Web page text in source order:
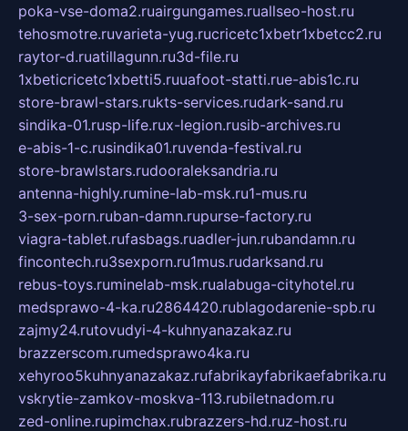
poka-vse-doma2.ruairgungames.ruallseo-host.ru
tehosmotre.ruvarieta-yug.rucricetc1xbetr1xbetcc2.ru
raytor-d.ruatillagunn.ru3d-file.ru
1xbeticricetc1xbetti5.ruuafoot-statti.rue-abis1c.ru
store-brawl-stars.rukts-services.rudark-sand.ru
sindika-01.rusp-life.rux-legion.rusib-archives.ru
e-abis-1-c.rusindika01.ruvenda-festival.ru
store-brawlstars.rudooraleksandria.ru
antenna-highly.rumine-lab-msk.ru1-mus.ru
3-sex-porn.ruban-damn.rupurse-factory.ru
viagra-tablet.rufasbags.ruadler-jun.rubandamn.ru
fincontech.ru3sexporn.ru1mus.rudarksand.ru
rebus-toys.ruminelab-msk.rualabuga-cityhotel.ru
medsprawo-4-ka.ru2864420.rublagodarenie-spb.ru
zajmy24.rutovudyi-4-kuhnyanazakaz.ru
brazzerscom.rumedsprawo4ka.ru
xehyroo5kuhnyanazakaz.rufabrikayfabrikaefabrika.ru
vskrytie-zamkov-moskva-113.rubiletnadom.ru
zed-online.rupimchax.rubrazzers-hd.ruz-host.ru